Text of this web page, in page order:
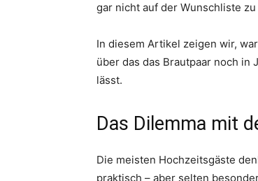
gar nicht auf der Wunschliste
In diesem Artikel zeigen wir,
über das das Brautpaar noch
lässt.
Das Dilemma mit
Die meisten Hochzeitsgäste
praktisch – aber selten